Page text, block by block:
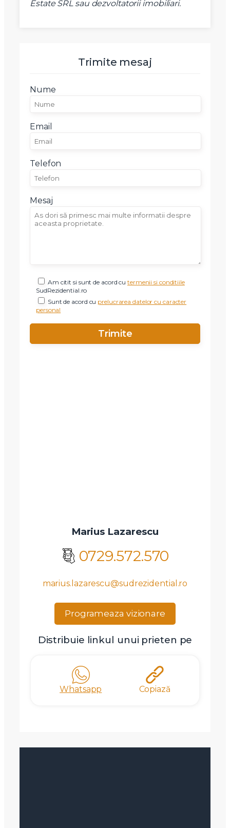
Estate SRL sau dezvoltatorii imobiliari.
Trimite mesaj
Nume
Email
Telefon
Mesaj
Am citit si sunt de acord cutermenii si conditiile
SudRezidential.ro
Sunt de acord cu prelucrarea datelor cu caracter
personal
Marius Lazarescu
0729.572.570
marius.lazarescu@sudrezidential.ro
Programeaza vizionare
Distribuie linkul unui prieten pe
Whatsapp Copiază
SudRezidential.ro